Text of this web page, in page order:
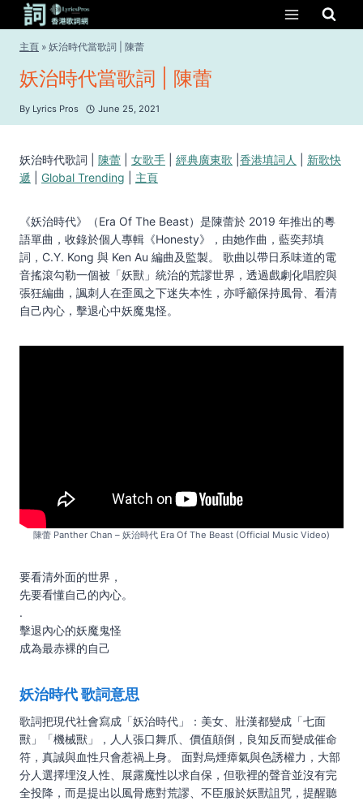
content
主頁 » 妖治時代當歌詞 | 陳蕾
妖治時代當歌詞 | 陳蕾
By Lyrics Pros June 25, 2021
妖治時代歌詞 | 陳蕾 女歌手 經典廣東歌 香港填詞人
新歌快
遞
Global Trending 主頁
《妖治時代》（Era Of The Beast）是陳蕾於 2019 年推出的粵
語單曲，收錄於個人專輯《Honesty》，由她作曲，藍奕邦填
詞，C.Y. Kong 與 Ken Au 編曲及監製。 歌曲以帶日系味道的電
音搖滾勾勒一個被「妖獸」統治的荒謬世界，透過戲劇化唱腔與
張狂編曲，諷刺人在歪風之下迷失本性，亦呼籲保持風骨、看清
自己內心，擊退心中妖魔鬼怪。
陳蕾 Panther Chan – 妖治時代 Era Of The Beast (Official Music Video)
要看清外面的世界，
先要看懂自己的內心。
.
擊退內心的妖魔鬼怪
成為最赤裸的自己
妖治時代 歌詞意思
歌詞把現代社會寫成「妖治時代」：美女、壯漢都變成「七面
獸」「機械獸」，人人張口舞爪、價值顛倒，良知反而變成催命
符，真誠與血性只會惹禍上身。 面對烏煙瘴氣與色誘權力，大部
分人選擇埋沒人性、展露魔性以求自保，但歌裡的聲音並沒有完
全投降，而是提出以風骨應對荒謬、不臣服於妖獸詛咒，提醒聽